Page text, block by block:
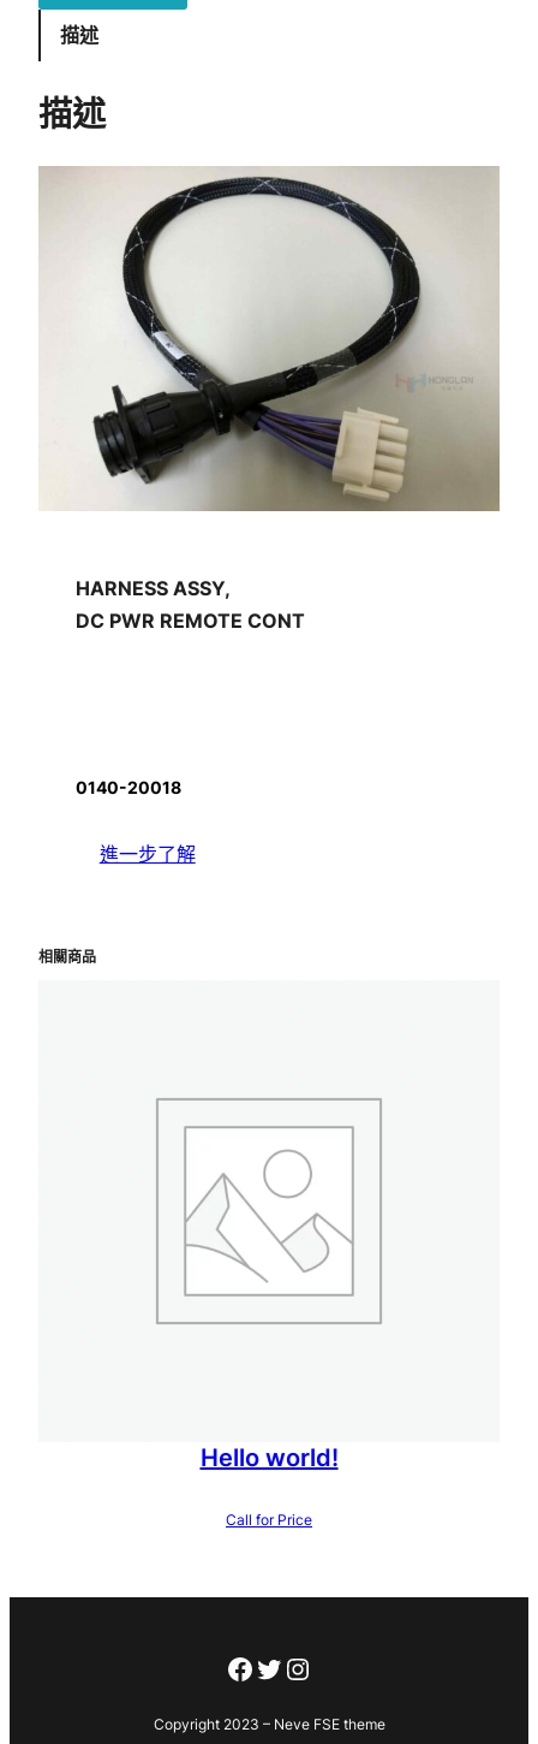
描述
描述
HARNESS ASSY,
DC PWR REMOTE CONT
0140-20018
進一步了解
相關商品
Hello world!
Call for Price
Facebook
X Instagram
Copyright 2023 – Neve FSE theme